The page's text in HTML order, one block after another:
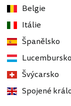
Belgie
Itálie
Španělsko
Lucembursko
Švýcarsko
Spojené